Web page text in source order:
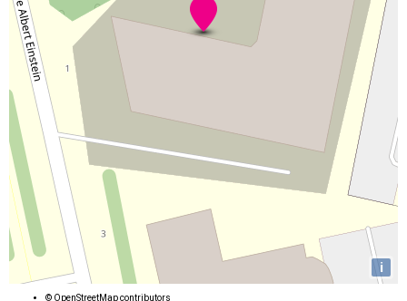
i
© OpenStreetMapcontributors